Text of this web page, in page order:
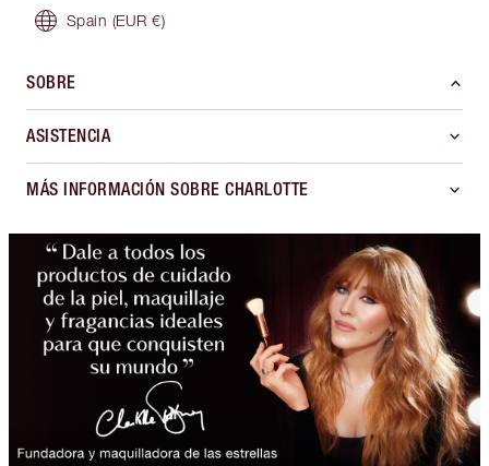
Spain (EUR €)
SOBRE
ASISTENCIA
MÁS INFORMACIÓN SOBRE CHARLOTTE